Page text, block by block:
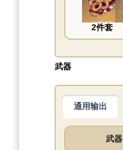
2件套
武器
通用输出
武器